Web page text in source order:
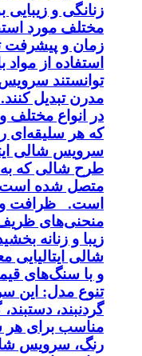
زنانگی و زیبایی
مختلف مورد
زمان و پیشرفت
استفاده از
توانستند
مدرن تبدیل
در انواع مختلف
که هر سلیقه‌ای
سرویس شالی
طرح شالی که
متصل شده است،
است. ظرافت و
منحنی‌های
زیبا و زنانه
شالی ایتالیایی
و با سنگ‌های
تنوع مدل: این
گردنبند،
مناسب برای هر
رنگ، سرویس